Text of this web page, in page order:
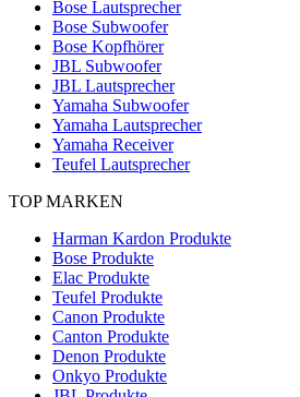
Bose Lautsprecher
Bose Subwoofer
Bose Kopfhörer
JBL Subwoofer
JBL Lautsprecher
Yamaha Subwoofer
Yamaha Lautsprecher
Yamaha Receiver
Teufel Lautsprecher
TOP MARKEN
Harman Kardon Produkte
Bose Produkte
Elac Produkte
Teufel Produkte
Canon Produkte
Canton Produkte
Denon Produkte
Onkyo Produkte